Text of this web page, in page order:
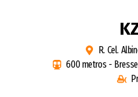
R. Cel.
600 metros -